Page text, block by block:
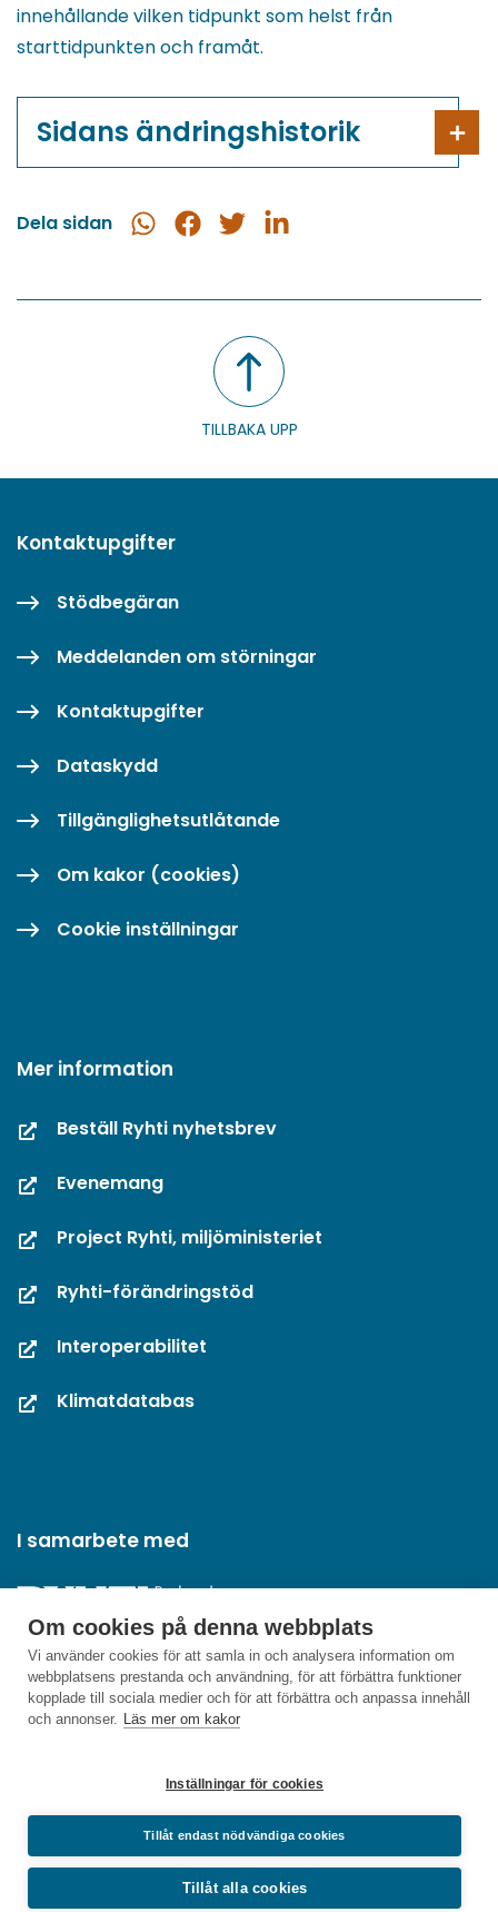
Om cookies på denna webbplats
Vi använder cookies för att samla in och analysera information om
webbplatsens prestanda och användning, för att förbättra funktioner
kopplade till sociala medier och för att förbättra och anpassa innehåll
och annonser. Läs mer om kakor
Inställningar för cookies
Tillåt endast nödvändiga cookies
Tillåt alla cookies
innehållande vilken tidpunkt som helst från
starttidpunkten och framåt.
Sidans ändringshistorik
Dela sidan
Dela
Dela
Dela
Dela
TILLBAKA UPP
Kontaktupgifter
Stödbegäran
Meddelanden om störningar
Kontaktupgifter
Dataskydd
Tillgänglighetsutlåtande
Om kakor (cookies)
Cookie inställningar
Mer information
Beställ Ryhti nyhetsbrev
Evenemang
Project Ryhti, miljöministeriet
Ryhti-förändringstöd
Interoperabilitet
Klimatdatabas
I samarbete med